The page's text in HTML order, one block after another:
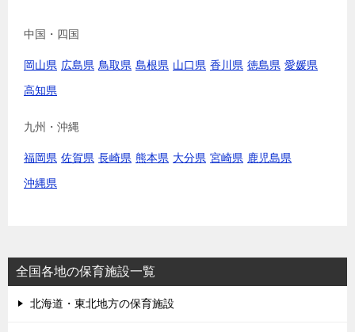
中国・四国
岡山県 広島県 鳥取県 島根県 山口県 香川県 徳島県 愛媛県
高知県
九州・沖縄
福岡県 佐賀県 長崎県 熊本県 大分県 宮崎県 鹿児島県
沖縄県
全国各地の保育施設一覧
北海道・東北地方の保育施設